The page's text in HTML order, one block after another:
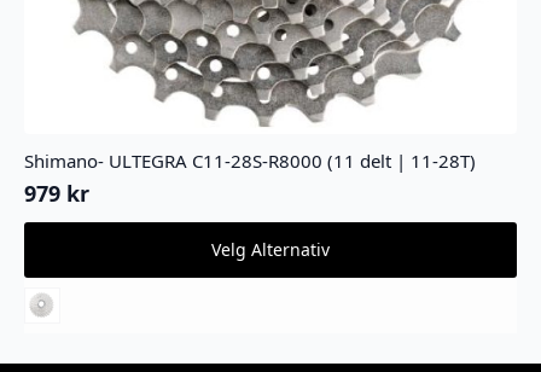
Shimano- ULTEGRA C11-28S-R8000 (11 delt | 11-28T)
979 kr
Velg Alternativ
Dette
har
flere
varianter.